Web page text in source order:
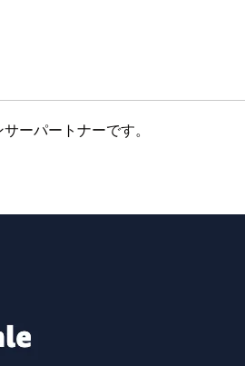
ーパートナーです。